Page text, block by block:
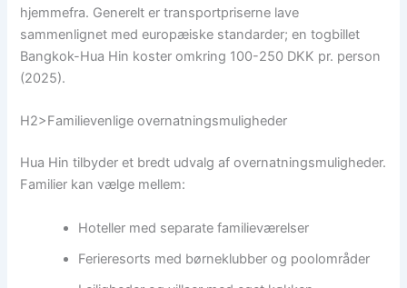
hjemmefra. Generelt er transportpriserne lave
sammenlignet med europæiske standarder; en togbillet
Bangkok-Hua Hin koster omkring 100-250 DKK pr. person
(2025).
H2>Familievenlige overnatningsmuligheder
Hua Hin tilbyder et bredt udvalg af overnatningsmuligheder.
Familier kan vælge mellem:
Hoteller med separate familieværelser
Ferieresorts med børneklubber og poolområder